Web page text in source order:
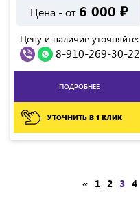
Цена - от 6 000 ₽
Цену и наличие уточняйте:
8-910-269-30-22
ПОДРОБНЕЕ
УТОЧНИТЬ В 1 КЛИК
« 1 2 3 4